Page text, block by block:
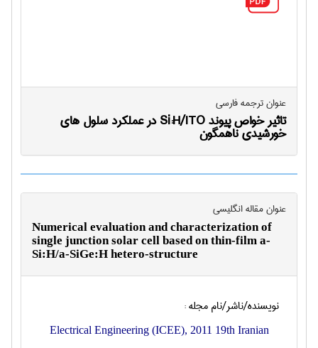
عنوان ترجمه فارسی
تاثیر خواص پیوند Si:H/ITO در عملکرد سلول های
خورشیدی ناهمگون
عنوان مقاله انگليسی
Numerical evaluation and characterization of
single junction solar cell based on thin-film a-
Si:H/a-SiGe:H hetero-structure
نویسنده/ناشر/نام مجله :
Electrical Engineering (ICEE), 2011 19th Iranian